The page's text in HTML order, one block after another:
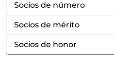
Socios de número
, 4 results
Socios de mérito
, 3 results
Socios de honor
, 2 results